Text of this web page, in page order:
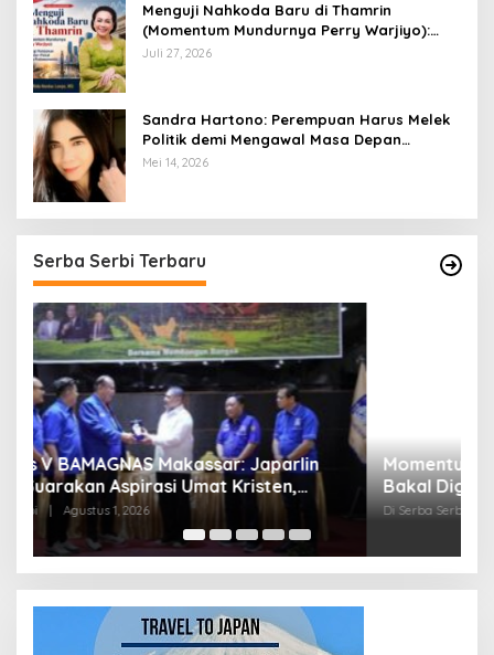
​Menguji Nahkoda Baru di Thamrin
(Momentum Mundurnya Perry Warjiyo):
Sinergi Kebijakan Moneter-Fiskal di Era
Juli 27, 2026
Sandra Hartono: Perempuan Harus Melek
Politik demi Mengawal Masa Depan
Bangsa
Mei 14, 2026
Serba Serbi Terbaru
Momentum Kesatuan Doa Nasional 2026
Bakal Digelar di HUT RI Ke-81, Seluruh Aras
Gereja Bersatu Doakan Indonesia
Di Serba Serbi | Juli 21, 2026